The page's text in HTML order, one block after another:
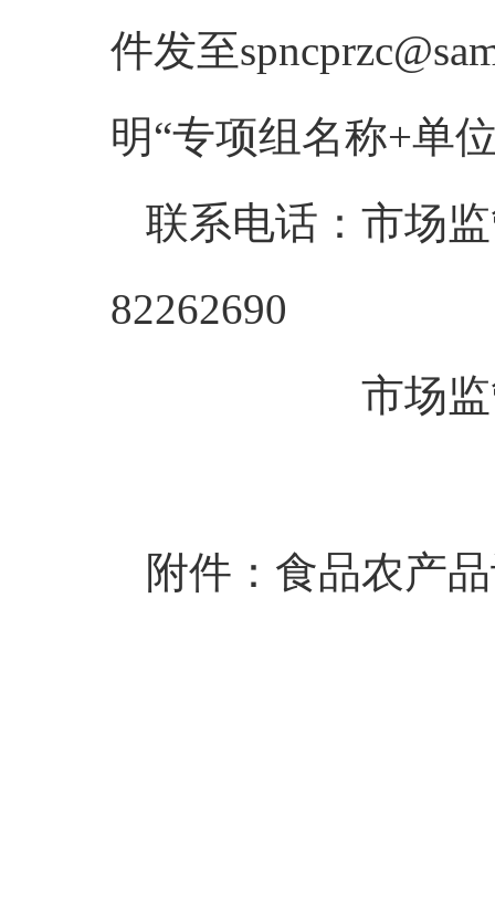
件发至
明“专项组名称+单
联系电话：市场
82262690
市场监管总
附件： 食品农产